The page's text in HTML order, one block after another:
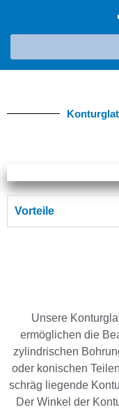
Vorteile
Unsere
ermöglichen die
zylindrischen
oder konischen
schräg liegende
Der Winkel der